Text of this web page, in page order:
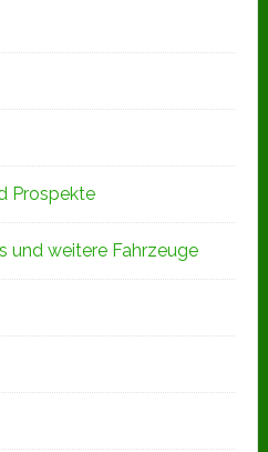
Prospekte
und weitere Fahrzeuge